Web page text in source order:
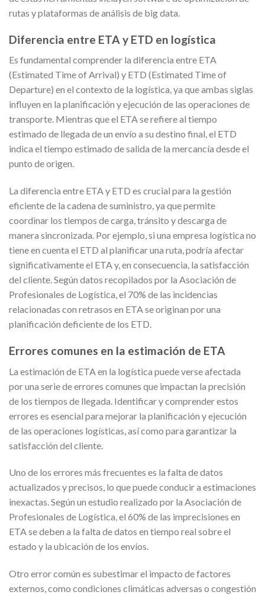
rutas y plataformas de análisis de big data.
Diferencia entre ETA y ETD en logística
Es fundamental comprender la diferencia entre ETA
(Estimated Time of Arrival) y ETD (Estimated Time of
Departure) en el contexto de la logística, ya que ambas siglas
influyen en la planificación y ejecución de las operaciones de
transporte. Mientras que el ETA se refiere al tiempo
estimado de llegada de un envío a su destino final, el ETD
indica el tiempo estimado de salida de la mercancía desde el
punto de origen.
La diferencia entre ETA y ETD es crucial para la gestión
eficiente de la cadena de suministro, ya que permite
coordinar los tiempos de carga, tránsito y descarga de
manera sincronizada. Por ejemplo, si una empresa logística no
tiene en cuenta el ETD al planificar una ruta, podría afectar
significativamente el ETA y, en consecuencia, la satisfacción
del cliente. Según datos recopilados por la Asociación de
Profesionales de Logística, el 70% de las incidencias
relacionadas con retrasos en ETA se originan por una
planificación deficiente de los ETD.
Errores comunes en la estimación de ETA
La estimación de ETA en la logística puede verse afectada
por una serie de errores comunes que impactan la precisión
de los tiempos de llegada. Identificar y comprender estos
errores es esencial para mejorar la planificación y ejecución
de las operaciones logísticas, así como para garantizar la
satisfacción del cliente.
Uno de los errores más frecuentes es la falta de datos
actualizados y precisos, lo que puede conducir a estimaciones
inexactas. Según un estudio realizado por la Asociación de
Profesionales de Logística, el 60% de las imprecisiones en
ETA se deben a la falta de datos en tiempo real sobre el
estado y la ubicación de los envíos.
Otro error común es subestimar el impacto de factores
externos, como condiciones climáticas adversas o congestión